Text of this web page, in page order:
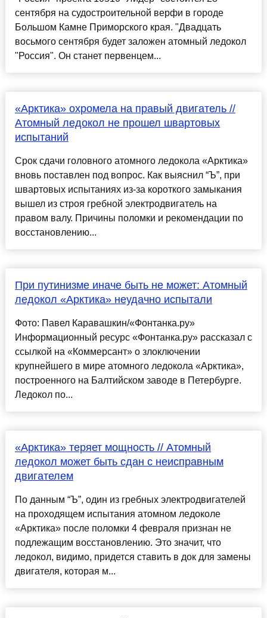
сентября на судостроительной верфи в городе
Большом Камне Приморского края. "Двадцать
восьмого сентября будет заложен атомный ледокол
"Россия". Он станет первенцем...
«Арктика» охромела на правый двигатель //
Атомный ледокол не прошел швартовых
испытаний
Срок сдачи головного атомного ледокола «Арктика»
вновь поставлен под вопрос. Как выяснил “Ъ”, при
швартовых испытаниях из-за короткого замыкания
вышел из строя гребной электродвигатель на
правом валу. Причины поломки и рекомендации по
восстановлению...
При путинизме иначе быть не может: Атомный
ледокол «Арктика» неудачно испытали
Фото: Павел Каравашкин/«Фонтанка.ру»
Информационный ресурс «Фонтанка.ру» рассказал с
ссылкой на «Коммерсант» о злоключении
крупнейшего в мире атомного ледокола «Арктика»,
построенного на Балтийском заводе в Петербурге.
Ледокол по...
«Арктика» теряет мощность // Атомный
ледокол может быть сдан с неисправным
двигателем
По данным “Ъ”, один из гребных электродвигателей
на проходящем испытания атомном ледоколе
«Арктика» после поломки 4 февраля признан не
подлежащим восстановлению. Это значит, что
ледокол, видимо, придется ставить в док для замены
двигателя, которая м...